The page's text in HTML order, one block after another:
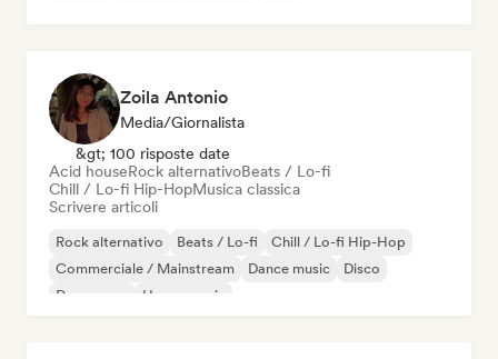
Zoila Antonio
Media/Giornalista
&gt; 100 risposte date
Acid houseRock alternativoBeats / Lo-fi
Chill / Lo-fi Hip-HopMusica classica
Scrivere articoli
Rock alternativo Beats / Lo-fi
Chill / Lo-fi Hip-Hop
Commerciale / Mainstream
Dance music
Disco
Dream pop
House music